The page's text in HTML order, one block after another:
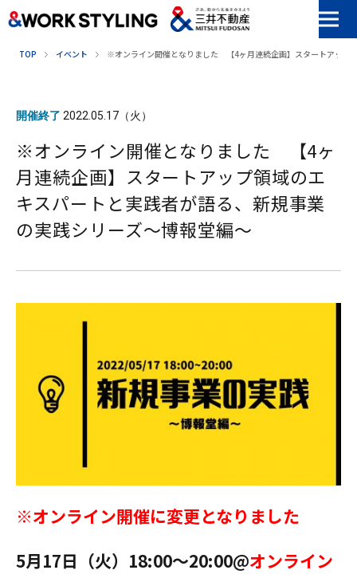
TOP イベント ※オンライン開催となりました 【4ヶ月連続企画】スタートアップ
開催終了 2022.05.17（火）
※オンライン開催となりました 【4ヶ
月連続企画】スタートアップ領域のエ
キスパートと実践者が語る、新規事業
の実践シリーズ〜博報堂編〜
※オンライン開催に変更となりました
5月17日（火）18:00〜20:00@オンライン